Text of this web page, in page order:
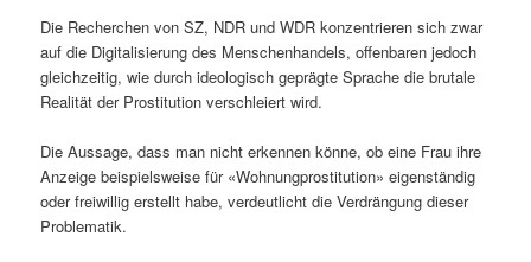
Die Recherchen von SZ, NDR und WDR konzentrieren sich zwar
auf die Digitalisierung des Menschenhandels, offenbaren jedoch
gleichzeitig, wie durch ideologisch geprägte Sprache die brutale
Realität der Prostitution verschleiert wird.
Die Aussage, dass man nicht erkennen könne, ob eine Frau ihre
Anzeige beispielsweise für «Wohnungprostitution» eigenständig
oder freiwillig erstellt habe, verdeutlicht die Verdrängung dieser
Problematik.